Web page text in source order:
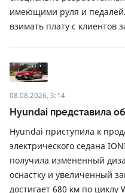
имеющими руля и
взимать плату с клиентов
08.08.2026, 3:14
Hyundai представила
Hyundai приступила к
электрического седана
получила измененный
оснастку и увеличенный
достигает 680 км по циклу